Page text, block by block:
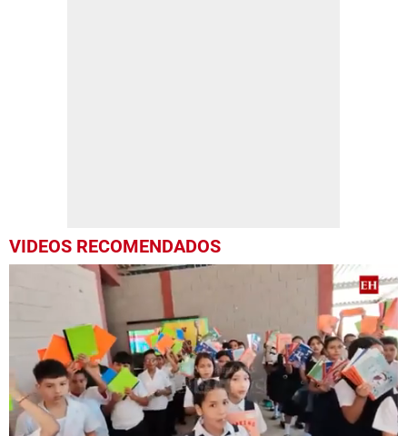
VIDEOS RECOMENDADOS